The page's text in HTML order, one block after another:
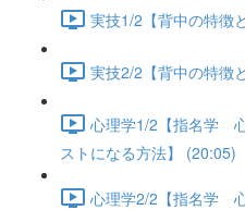
実技1/2【背中の特
実技2/2【背中の特
心理学1/2【指名学
ストになる方法】 (20:05)
心理学2/2【指名学